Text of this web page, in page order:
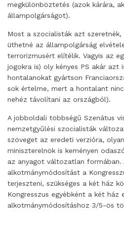
megkülönböztetés (azok kárára,
állampolgárságot).
Most a szocialisták azt
üthetné az állampolgárság
terrorizmusért elítélik. Vagyis az
jogokra is) oly kényes PS akár azt
hontalanokat gyártson
sok értelme, mert a hontalant
nehéz távolítani az országból).
A jobboldali többségű Szenátus
nemzetgyűlési szocialisták
szöveget az eredeti verzióra,
miniszterelnök is keményen
az anyagot változatlan formában.
alkotmánymódosítást a
terjeszteni, szükséges a két ház
Kongresszus egyébként a két ház
alkotmánymódosításhoz 3/5-ös